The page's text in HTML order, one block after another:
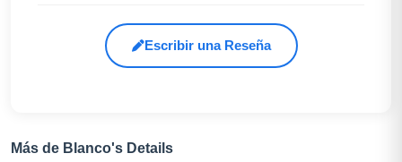
Escribir una Reseña
Más de Blanco's Details